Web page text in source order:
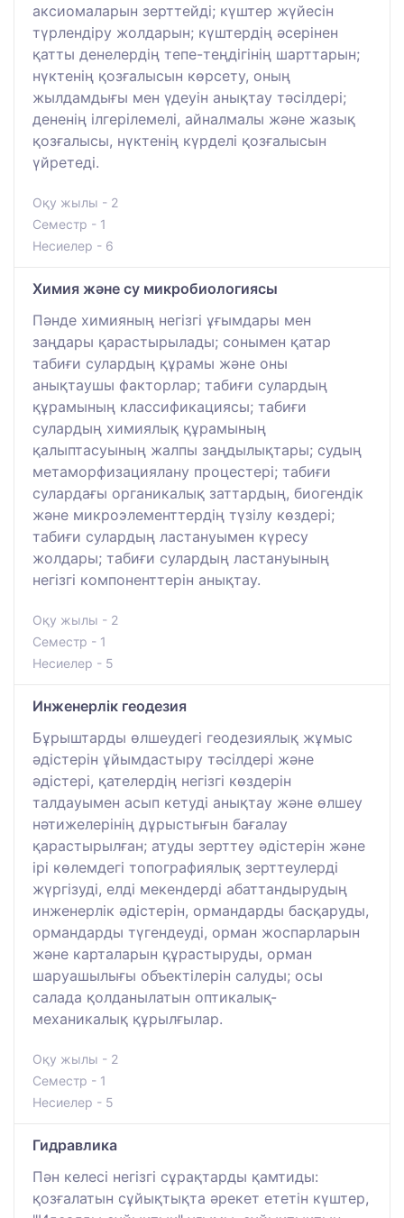
аксиомаларын зерттейді; күштер жүйесін
түрлендіру жолдарын; күштердің әсерінен
қатты денелердің тепе-теңдігінің шарттарын;
нүктенің қозғалысын көрсету, оның
жылдамдығы мен үдеуін анықтау тәсілдері;
дененің ілгерілемелі, айналмалы және жазық
қозғалысы, нүктенің күрделі қозғалысын
үйретеді.
Оқу жылы - 2
Семестр - 1
Несиелер - 6
Химия және су микробиологиясы
Пәнде химияның негізгі ұғымдары мен
заңдары қарастырылады; сонымен қатар
табиғи сулардың құрамы және оны
анықтаушы факторлар; табиғи сулардың
құрамының классификациясы; табиғи
сулардың химиялық құрамының
қалыптасуының жалпы заңдылықтары; судың
метаморфизациялану процестері; табиғи
сулардағы органикалық заттардың, биогендік
және микроэлементтердің түзілу көздері;
табиғи сулардың ластануымен күресу
жолдары; табиғи сулардың ластануының
негізгі компоненттерін анықтау.
Оқу жылы - 2
Семестр - 1
Несиелер - 5
Инженерлік геодезия
Бұрыштарды өлшеудегі геодезиялық жұмыс
әдістерін ұйымдастыру тәсілдері және
әдістері, қателердің негізгі көздерін
талдауымен асып кетуді анықтау және өлшеу
нәтижелерінің дұрыстығын бағалау
қарастырылған; атуды зерттеу әдістерін және
ірі көлемдегі топографиялық зерттеулерді
жүргізуді, елді мекендерді абаттандырудың
инженерлік әдістерін, ормандарды басқаруды,
ормандарды түгендеуді, орман жоспарларын
және карталарын құрастыруды, орман
шаруашылығы объектілерін салуды; осы
салада қолданылатын оптикалық-
механикалық құрылғылар.
Оқу жылы - 2
Семестр - 1
Несиелер - 5
Гидравлика
Пән келесі негізгі сұрақтарды қамтиды:
қозғалатын сұйықтықта әрекет ететін күштер,